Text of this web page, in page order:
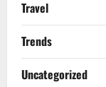
Travel
Trends
Uncategorized